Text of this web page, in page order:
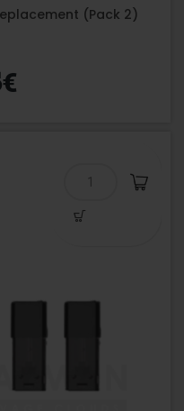
(Pack 2)
€